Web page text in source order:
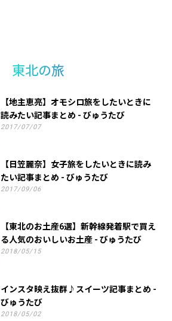
東北の旅
【地主恵亮】オモシロ旅をしたいときに
読みたい記事まとめ - びゅうたび
2017/07/07
【日笠麗奈】女子旅をしたいときに読み
たい記事まとめ - びゅうたび
2017/09/06
【東北のお土産6選】新幹線発着駅で買え
る人気のおいしいお土産 - びゅうたび
2018/05/15
インスタ映え抜群♪スイーツ記事まとめ -
びゅうたび
2018/05/02